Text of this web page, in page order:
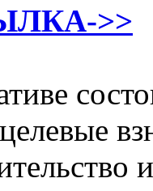
>>